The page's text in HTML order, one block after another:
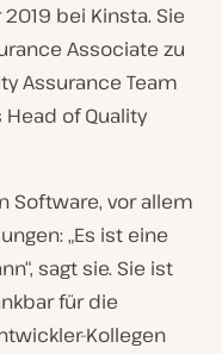
bei Kinsta. Sie
Associate zu
Assurance Team
of Quality
Software, vor allem
„Es ist eine
sagt sie. Sie ist
für die
Kollegen